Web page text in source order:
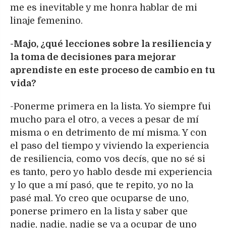
me es inevitable y me honra hablar de mi
linaje femenino.
-Majo, ¿qué lecciones sobre la resiliencia y
la toma de decisiones para mejorar
aprendiste en este proceso de cambio en tu
vida?
-Ponerme primera en la lista. Yo siempre fui
mucho para el otro, a veces a pesar de mí
misma o en detrimento de mí misma. Y con
el paso del tiempo y viviendo la experiencia
de resiliencia, como vos decís, que no sé si
es tanto, pero yo hablo desde mi experiencia
y lo que a mí pasó, que te repito, yo no la
pasé mal. Yo creo que ocuparse de uno,
ponerse primero en la lista y saber que
nadie, nadie, nadie se va a ocupar de uno